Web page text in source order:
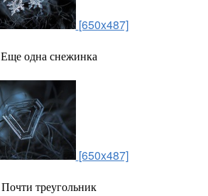
[650x487]
Еще одна снежинка
[650x487]
Почти треугольник